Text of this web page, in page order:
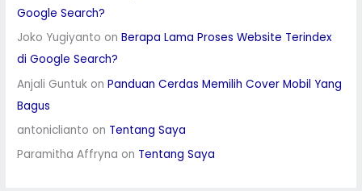
Google Search?
Joko Yugiyanto onBerapa Lama Proses Website Terindex
di Google Search?
Anjali Guntuk onPanduan Cerdas Memilih Cover Mobil Yang
Bagus
antoniclianto on Tentang Saya
Paramitha Affryna on Tentang Saya